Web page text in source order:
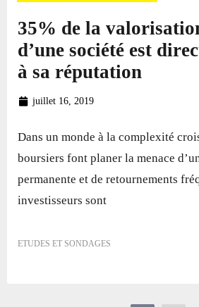
35% de la
d’une société est
à sa réputation
juillet 16, 2019
Dans un monde à la complexité
boursiers font planer la menace
permanente et de retournements
investisseurs sont
ETUDES ET SONDAGES